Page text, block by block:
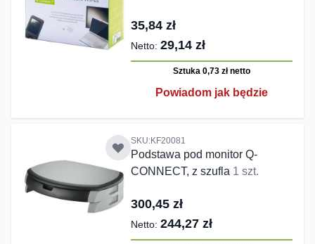
35,84 zł
29,14 zł
Sztuka 0,73 złnetto
Powiadom jak będzie
SKU:KF20081
Podstawa pod monitor Q-
CONNECT, z szufla 1 szt.
300,45 zł
244,27 zł